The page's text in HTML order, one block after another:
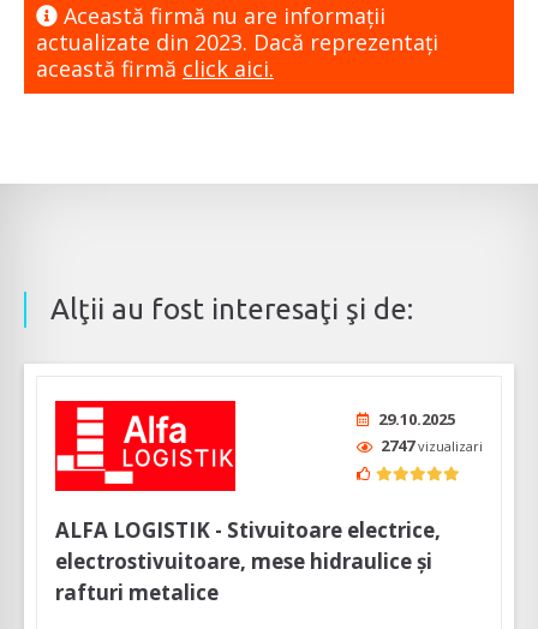
Această firmă nu are informaţii
actualizate din 2023. Dacă reprezentaţi
această firmă click aici.
Alţii au fost interesaţi şi de:
29.10.2025
2747vizualizari
ALFA LOGISTIK - Stivuitoare electrice,
electrostivuitoare, mese hidraulice și
rafturi metalice